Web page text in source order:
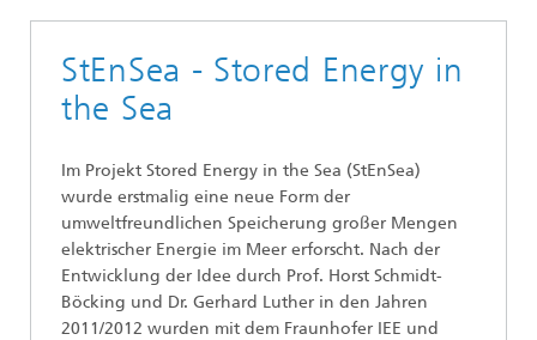
StEnSea - Stored Energy in
the Sea
Im Projekt Stored Energy in the Sea (StEnSea)
wurde erstmalig eine neue Form der
umweltfreundlichen Speicherung großer Mengen
elektrischer Energie im Meer erforscht. Nach der
Entwicklung der Idee durch Prof. Horst Schmidt-
Böcking und Dr. Gerhard Luther in den Jahren
2011/2012 wurden mit dem Fraunhofer IEE und